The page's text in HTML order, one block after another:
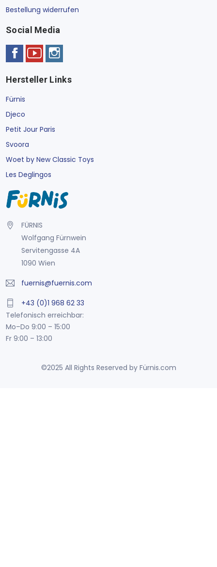
Bestellung widerrufen
Social Media
Hersteller Links
Fürnis
Djeco
Petit Jour Paris
Svoora
Woet by New Classic Toys
Les Deglingos
FÜRNIS
Wolfgang Fürnwein
Servitengasse 4A
1090 Wien
fuernis@fuernis.com
+43 (0)1 968 62 33
Telefonisch erreichbar:
Mo–Do 9:00 – 15:00
Fr 9:00 – 13:00
©2025 All Rights Reserved by Fürnis.com